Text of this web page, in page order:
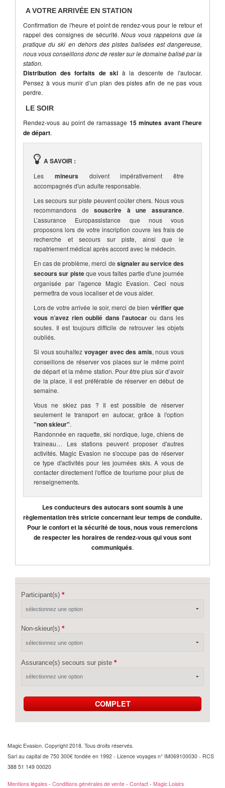
A VOTRE ARRIVÉE EN STATION
Confirmation de l'heure et point de rendez-vous pour le retour et
rappel des consignes de sécurité.Nous vous rappelons que la
pratique du ski en dehors des pistes balisées est dangereuse,
nous vous conseillons donc de rester sur le domaine balisé par la
station.
Distribution des forfaits de ski à la descente de l'autocar.
Pensez à vous munir d’un plan des pistes afin de ne pas vous
perdre.
LE SOIR
Rendez-vous au point de ramassage 15 minutes avant l’heure
de départ.
A SAVOIR :
Les mineurs doivent impérativement être
accompagnés d'un adulte responsable.
Les secours sur piste peuvent coûter chers. Nous vous
recommandons desouscrire à une assurance.
L’assurance Europassistance que nous vous
proposons lors de votre inscription couvre les frais de
recherche et secours sur piste, ainsi que le
rapatriement médical après accord avec le médecin.
En cas de problème, merci de signaler au service des
secours sur pisteque vous faites partie d'une journée
organisée par l'agence Magic Evasion. Ceci nous
permettra de vous localiser et de vous aider.
Lors de votre arrivée le soir, merci de bien vérifier que
vous n’avez rien oublié dans l'autocarou dans les
soutes. Il est toujours difficile de retrouver les objets
oubliés.
Si vous souhaitez voyager avec des amis, nous vous
conseillons de réserver vos places sur le même point
de départ et la même station. Pour être plus sûr d’avoir
de la place, il est préférable de réserver en début de
semaine.
Vous ne skiez pas ? Il est possible de réserver
seulement le transport en autocar, grâce à l'option
"non skieur".
Randonnée en raquette, ski nordique, luge, chiens de
traineau… Les stations peuvent proposer d'autres
activités. Magic Evasion ne s'occupe pas de réserver
ce type d'activités pour les journées skis. A vous de
contacter directement l'office de tourisme pour plus de
renseignements.
Les conducteurs des autocars sont soumis à une
règlementation très stricte concernant leur temps de conduite.
Pour le confort et la sécurité de tous, nous vous remercions
de respecter les horaires de rendez-vous qui vous sont
communiqués.
Participant(s)
Non-skieur(s)
Assurance(s) secours sur piste
COMPLET
Magic Evasion. Copyright 2018. Tous droits réservés.
Sarl au capital de 750 300€ fondée en 1992 - Licence voyages n° IM069100030 - RCS
388 51 149 00020
Mentions légales - Conditions générales de vente - Contact - Magic Loisirs